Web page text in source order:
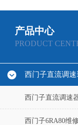
产品中心
PRODUCT
西门子直流调
西门子直流调速
西门子6RA80维修